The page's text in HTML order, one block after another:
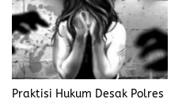
Praktisi Hukum Desak Polres